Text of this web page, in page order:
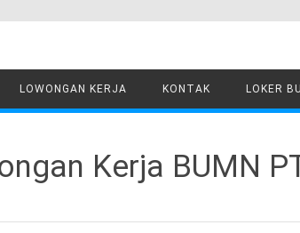
LOWONGAN KERJA KONTAK LOKER
Kerja BUMN